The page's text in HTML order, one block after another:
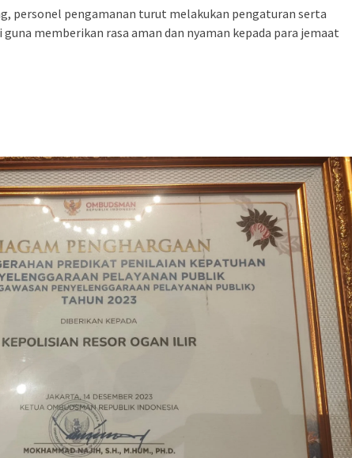
personel pengamanan turut melakukan pengaturan serta
memberikan rasa aman dan nyaman kepada para jemaat